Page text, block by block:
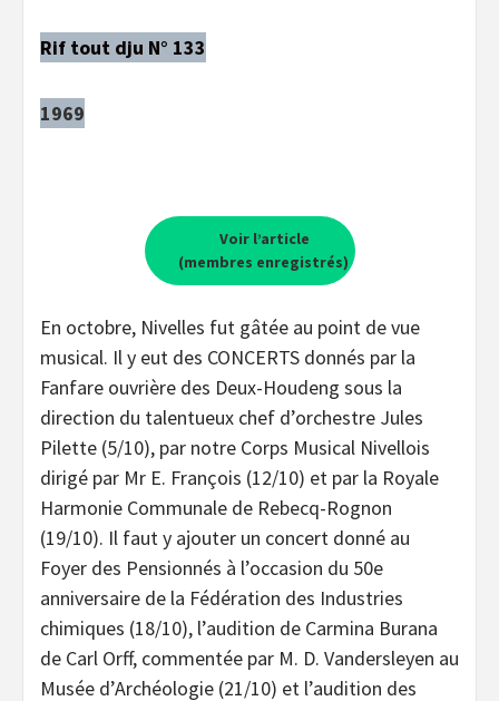
Rif tout dju N° 133
1969
Voir l’article
(membres enregistrés)
En octobre, Nivelles fut gâtée au point de vue
musical. Il y eut des CONCERTS donnés par la
Fanfare ouvrière des Deux-Houdeng sous la
direction du talentueux chef d’orchestre Jules
Pilette (5/10), par notre Corps Musical Nivellois
dirigé par Mr E. François (12/10) et par la Royale
Harmonie Communale de Rebecq-Rognon
(19/10). Il faut y ajouter un concert donné au
Foyer des Pensionnés à l’occasion du 50e
anniversaire de la Fédération des Industries
chimiques (18/10), l’audition de Carmina Burana
de Carl Orff, commentée par M. D. Vandersleyen au
Musée d’Archéologie (21/10) et l’audition des